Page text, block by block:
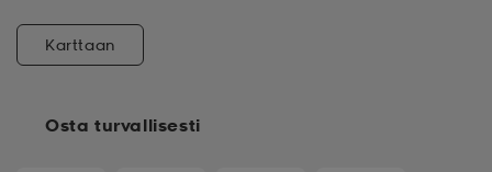
Osta turvallisesti
Karttaan